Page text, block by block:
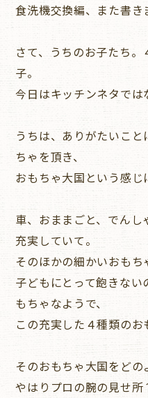
食洗機交換編、また書き
さて、うちのお子たち
子。
今日はキッチンネタでは
うちは、ありがたいこ
ちゃを頂き、
おもちゃ大国という感じ
車、おままごと、でん
充実していて。
そのほかの細かいおもち
子どもにとって飽きな
もちゃなようで、
この充実した４種類のお
そのおもちゃ大国をど
やはりプロの腕の見せ